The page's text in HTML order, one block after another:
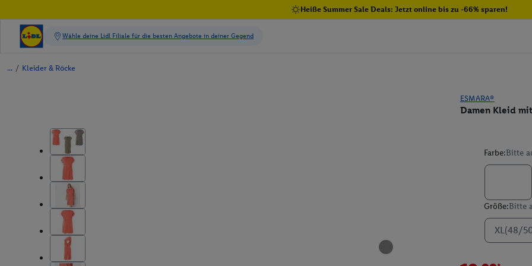
Heiße Summer Sale Deals: Jetzt online bis zu -66% sparen!
/ Kleider & Röcke
ESMARA®
Damen Kleid
Farbe:Bitte
Größe:Bitte
XL(48/